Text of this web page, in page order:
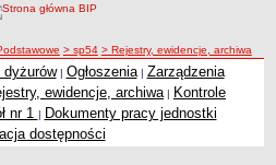
> sp54 > Rejestry, ewidencje, archiwa
| Ogłoszenia| Zarządzenia
ewidencje, archiwa | Kontrole
nr 1 | Dokumenty pracy jednostki
dostępności